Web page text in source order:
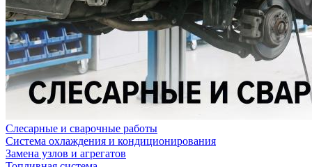
Слесарные и сварочные работы
Система охлаждения и кондиционирования
Замена узлов и агрегатов